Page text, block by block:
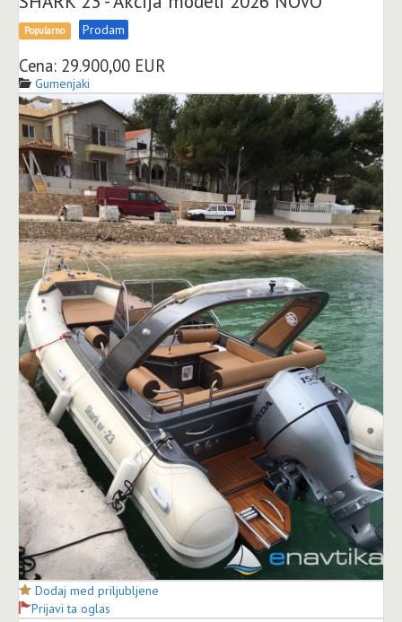
Popularno Prodam
Cena: 29.900,00 EUR
Gumenjaki
Dodaj med priljubljene
Prijavi ta oglas